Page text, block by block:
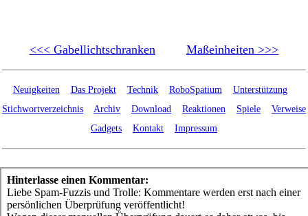
<<< Gabellichtschranken Maßeinheiten >>>
Neuigkeiten Das Projekt Technik RoboSpatium
Unterstützung
Stichwortverzeichnis
Archiv Download Reaktionen Spiele
Verweise
Gadgets
Kontakt Impressum